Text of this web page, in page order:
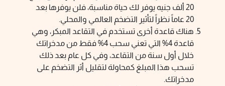
20 ألف جنيه يوفر لك حياة مناسبة، فلن يوفرها بعد
20 عاماً نظراً لتأثير التضخم العالمي والمحلي.
هناك قاعدة أخرى تستخدم في التقاعد المبكر، وهي
قاعدة 4% التي تعني سحب 4% فقط من مدخراتك
خلال أول سنة من التقاعد، وفي كل عام بعد ذلك
تسحب هذا المبلغ كمحاولة لتقليل أثر التضخم على
مدخراتك.